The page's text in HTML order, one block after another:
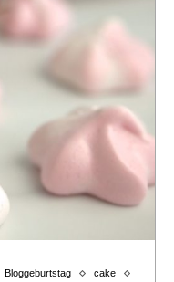
Bloggeburtstag
cake